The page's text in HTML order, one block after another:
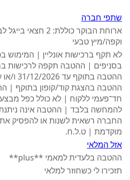
שתפי חברה
ארוחת הבוקר כוללת:
וקפה/מיץ טבעי
לא תקף ברכישות אונליין | המימוש
בסניפים | ההטבה תקפה לרכישות
ההטבה
ההטבה בהצגת קוד/קופון בתוקף |
חד־פעמי ללקוח | לא כולל כפל
להמחשה בלבד | ההטבה אינה ניתנת
החברה רשאית לשנות או להפסיק
מוקדמת | ט.ל.ח.
אזל המלאי
ההטבה בלעדית למאמי **plus**
תזכירו לי כשחוזר למלאי